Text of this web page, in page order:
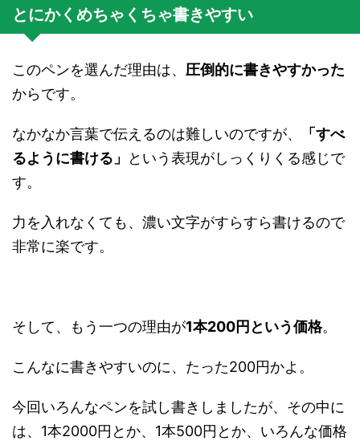
とにかくめちゃくちゃ書きやすい
このペンを選んだ理由は、 圧倒的に書きやすかった
からです。
なかなか言葉で伝えるのは難しいのですが、
「すべ
るように書ける」
という表現がしっくりくる感じで
す。
力を入れなくても、濃い文字がすらすら書けるので
非常に楽です。
そして、もう一つの理由が1本200円という価格。
こんなに書きやすいのに、たった200円かよ。
今回いろんなペンを試し書きしましたが、その中に
は、1本2000円とか、1本500円とか、いろんな価格